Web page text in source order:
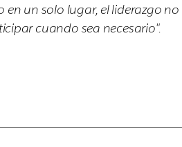
un solo lugar, el liderazgo
cuando sea necesario".